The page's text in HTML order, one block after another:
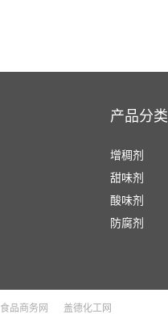
产品分类
增稠剂
甜味剂
酸味剂
防腐剂
食品商务网 盖德化工网